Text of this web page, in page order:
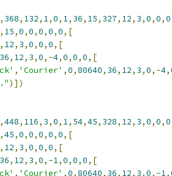
, 368, 132, 1,0, 1, 36, 15, 327, 12, 3,0,0,0
, 15,0,0,0,0,0,[
, 12, 3,0,0,0,[
36, 12, 3,0,-4,0,0,0,[
, 'Courier' ,0,80640, 36, 12, 3,0,-4,
)])
,448, 116, 3,0, 1, 54,45, 328, 12, 3,0,0,0
,45,0,0,0,0,0,[
, 12, 3,0,0,0,[
36, 12, 3,0,-1,0,0,0,[
, 'Courier' ,0,80640, 36, 12, 3,0,-1,